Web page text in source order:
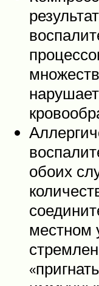
обоих
местном